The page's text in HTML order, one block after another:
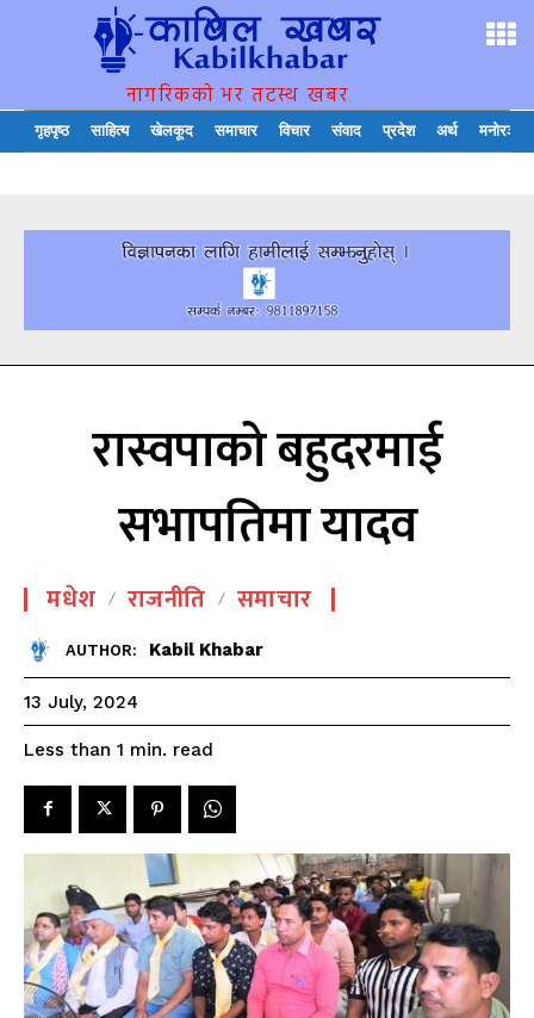
नागरिकको भर तटस्थ खबर
गृहपृष्ठ साहित्य खेलकूद समाचार विचार संवाद प्रदेश अर्थ मनोरञ्जन
रास्वपाको बहुदरमाई
सभापतिमा यादव
मधेश राजनीति समाचार
AUTHOR: Kabil Khabar
13 July, 2024
Less than 1 min. read